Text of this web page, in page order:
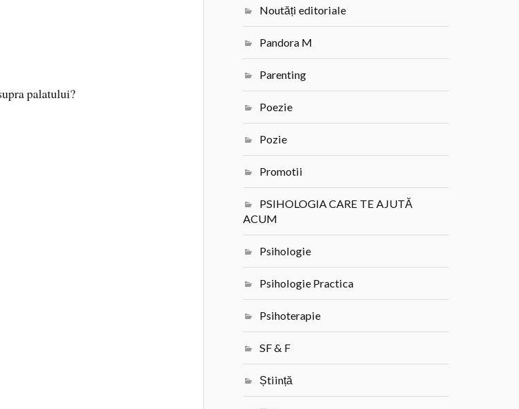
palatului?
Noutăți editoriale
Pandora M
Parenting
Poezie
Pozie
Promotii
PSIHOLOGIA CARE TE AJUTĂ
ACUM
Psihologie
Psihologie Practica
Psihoterapie
SF & F
Știință